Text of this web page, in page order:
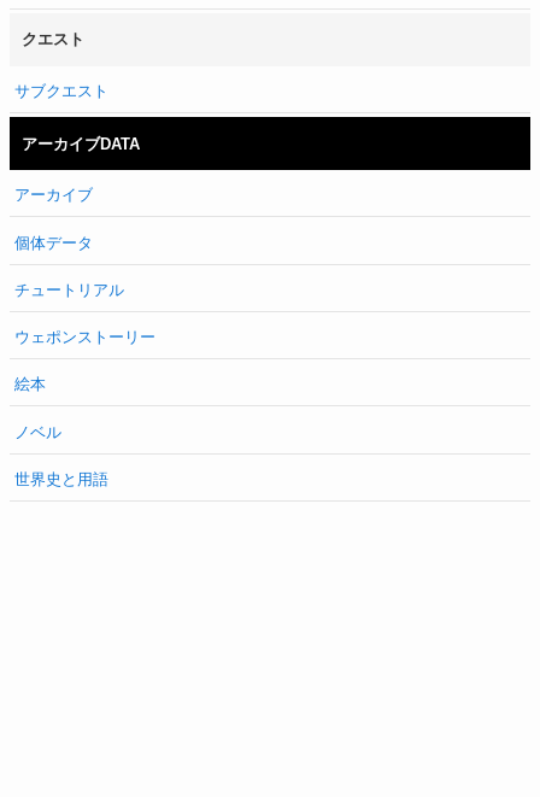
クエスト
サブクエスト
アーカイブDATA
アーカイブ
個体データ
チュートリアル
ウェポンストーリー
絵本
ノベル
世界史と用語